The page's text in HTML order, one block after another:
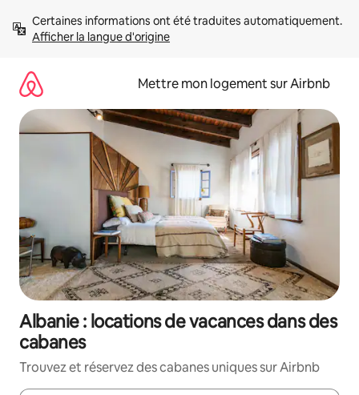
directement
Afficher la langue d'origine
Mettre mon logement sur Airbnb
Albanie : locations de vacances dans des
cabanes
Trouvez et réservez des cabanes uniques sur Airbnb